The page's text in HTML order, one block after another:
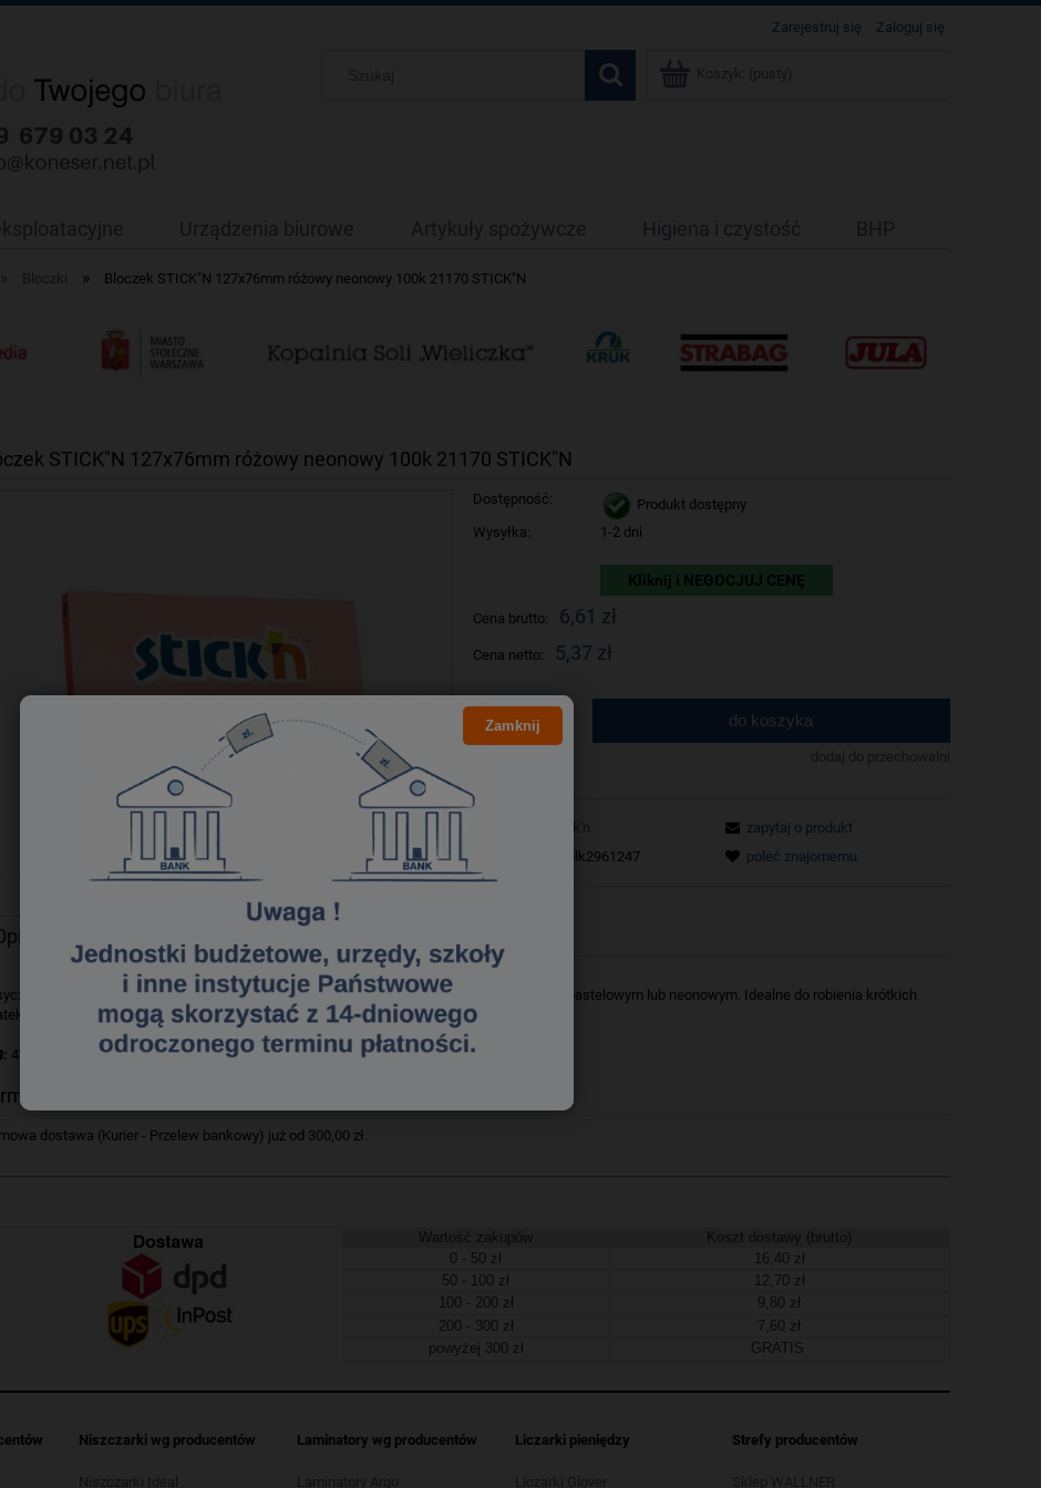
Zarejestruj się Zaloguj się
Koszyk: (pusty)
Urządzenia biurowe Artykuły spożywcze Higiena i czystość BHP
Bloczki » Bloczek STICK"N 127x76mm różowy neonowy 100k 21170 STICK"N
STICK"N 127x76mm różowy neonowy 100k 21170 STICK"N
Dostępność:
Produkt dostępny
Wysyłka:
1-2 dni
Kliknij i NEGOCJUJ CENĘ
Cena brutto: 6,61 zł
Cena netto: 5,37 zł
szt. do koszyka
dodaj do przechowalni
blk2961247
zapytaj o produkt
poleć znajomemu
notesy samoprzylepne o wymiarach 127x76 mm. Zawierają po 100 kartek w kolorze pastelowym lub neonowym. Idealne do robienia krótkich
zostawiania ważnych wiadomości.
4712759211700
dostawa
dostawa (Kurier - Przelew bankowy) już od 300,00 zł.
Wartość zakupów
Koszt dostawy (brutto)
0 - 50 zł
16,40 zł
50 - 100 zł
12,70 zł
100 - 200 zł
9,80 zł
200 - 300 zł
7,60 zł
powyżej 300 zł
GRATIS
Niszczarki wg producentów
Niszczarki Ideal
Laminatory wg producentów
Laminatory Argo
Liczarki pieniędzy
Liczarki Glover
Strefy producentów
Sklep WALLNER
Zamknij